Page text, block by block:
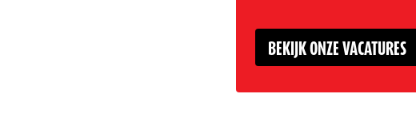
BEKIJK ONZE VACATURES